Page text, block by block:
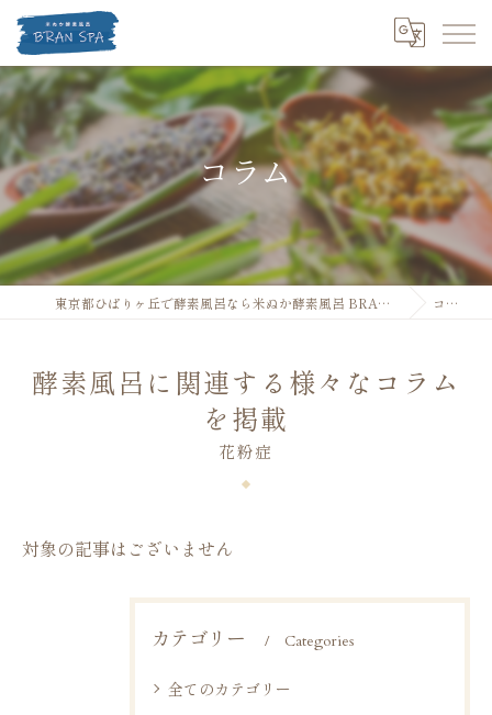
コラム
東京都ひばりヶ丘で酵素風呂なら米ぬか酵素風呂 BRANSPA コラム
酵素風呂に関連する様々なコラム
を掲載
花粉症
対象の記事はございません
カテゴリー Categories
全てのカテゴリー